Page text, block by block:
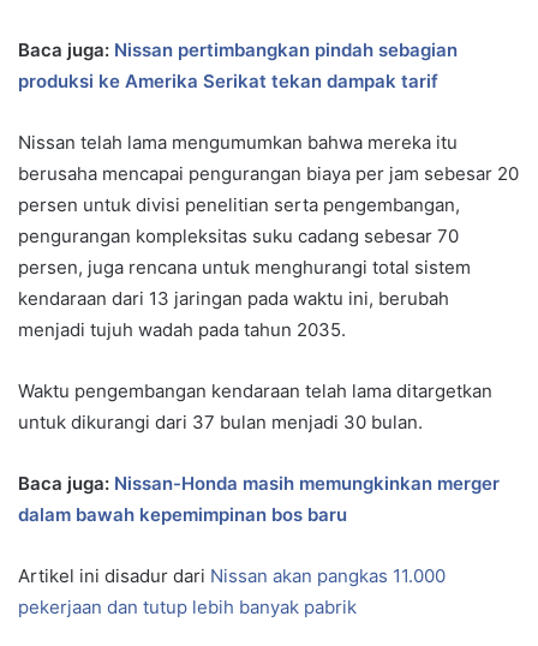
Baca juga: Nissan pertimbangkan pindah sebagian
produksi ke Amerika Serikat tekan dampak tarif
Nissan telah lama mengumumkan bahwa mereka itu
berusaha mencapai pengurangan biaya per jam sebesar 20
persen untuk divisi penelitian serta pengembangan,
pengurangan kompleksitas suku cadang sebesar 70
persen, juga rencana untuk menghurangi total sistem
kendaraan dari 13 jaringan pada waktu ini, berubah
menjadi tujuh wadah pada tahun 2035.
Waktu pengembangan kendaraan telah lama ditargetkan
untuk dikurangi dari 37 bulan menjadi 30 bulan.
Baca juga: Nissan-Honda masih memungkinkan merger
dalam bawah kepemimpinan bos baru
Artikel ini disadur dari Nissan akan pangkas 11.000
pekerjaan dan tutup lebih banyak pabrik